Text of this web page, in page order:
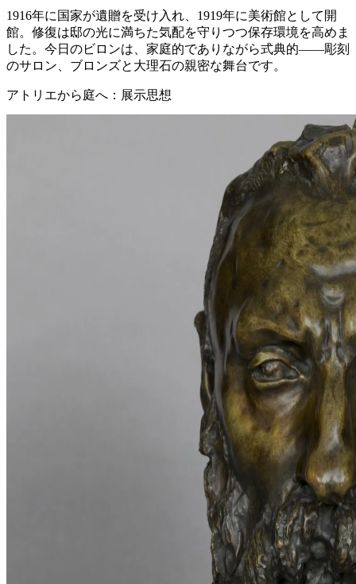
1916年に国家が遺贈を受け入れ、1919年に美術館として開
館。修復は邸の光に満ちた気配を守りつつ保存環境を高めま
した。今日のビロンは、家庭的でありながら式典的——彫刻
のサロン、ブロンズと大理石の親密な舞台です。
アトリエから庭へ：展示思想